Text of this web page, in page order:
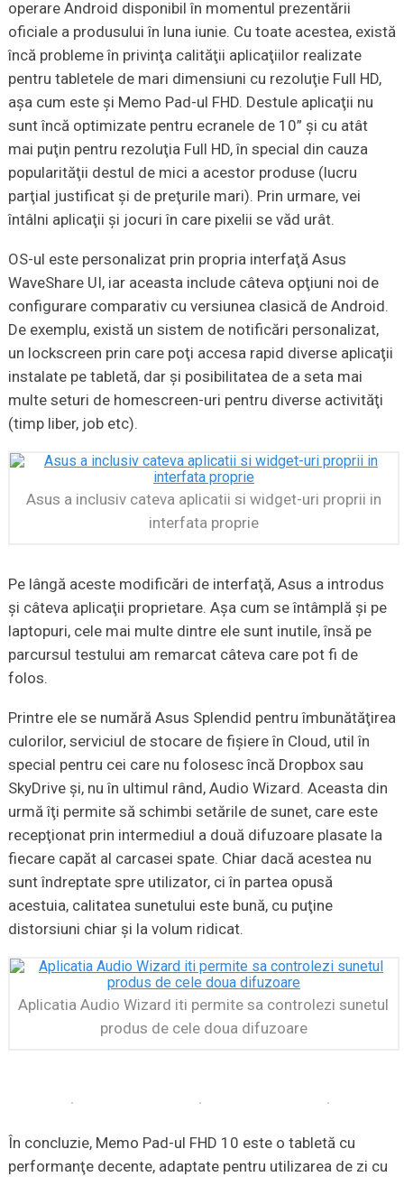
operare Android disponibil în momentul prezentării
oficiale a produsului în luna iunie. Cu toate acestea, există
încă probleme în privinţa calităţii aplicaţiilor realizate
pentru tabletele de mari dimensiuni cu rezoluţie Full HD,
aşa cum este şi Memo Pad-ul FHD. Destule aplicaţii nu
sunt încă optimizate pentru ecranele de 10” şi cu atât
mai puţin pentru rezoluţia Full HD, în special din cauza
popularităţii destul de mici a acestor produse (lucru
parţial justificat şi de preţurile mari). Prin urmare, vei
întâlni aplicaţii şi jocuri în care pixelii se văd urât.
OS-ul este personalizat prin propria interfaţă Asus
WaveShare UI, iar aceasta include câteva opţiuni noi de
configurare comparativ cu versiunea clasică de Android.
De exemplu, există un sistem de notificări personalizat,
un lockscreen prin care poţi accesa rapid diverse aplicaţii
instalate pe tabletă, dar şi posibilitatea de a seta mai
multe seturi de homescreen-uri pentru diverse activităţi
(timp liber, job etc).
Asus a inclusiv cateva aplicatii si widget-uri proprii in
interfata proprie
Pe lângă aceste modificări de interfaţă, Asus a introdus
şi câteva aplicaţii proprietare. Aşa cum se întâmplă şi pe
laptopuri, cele mai multe dintre ele sunt inutile, însă pe
parcursul testului am remarcat câteva care pot fi de
folos.
Printre ele se numără Asus Splendid pentru îmbunătăţirea
culorilor, serviciul de stocare de fişiere în Cloud, util în
special pentru cei care nu folosesc încă Dropbox sau
SkyDrive şi, nu în ultimul rând, Audio Wizard. Aceasta din
urmă îţi permite să schimbi setările de sunet, care este
recepţionat prin intermediul a două difuzoare plasate la
fiecare capăt al carcasei spate. Chiar dacă acestea nu
sunt îndreptate spre utilizator, ci în partea opusă
acestuia, calitatea sunetului este bună, cu puţine
distorsiuni chiar şi la volum ridicat.
Aplicatia Audio Wizard iti permite sa controlezi sunetul
produs de cele doua difuzoare
În concluzie, Memo Pad-ul FHD 10 este o tabletă cu
performanţe decente, adaptate pentru utilizarea de zi cu